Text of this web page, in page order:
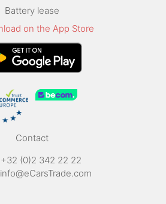
Battery lease
Contact
+32 (0)2 342 22 22
info@eCarsTrade.com